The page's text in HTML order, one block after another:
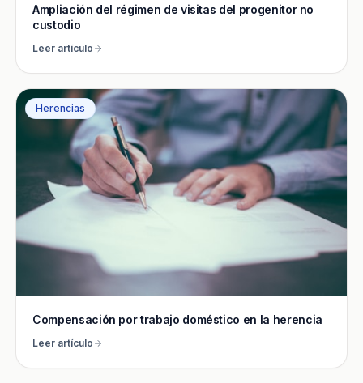
Ampliación del régimen de visitas del progenitor no
custodio
Leer artículo
Herencias
Compensación por trabajo doméstico en la herencia
Leer artículo